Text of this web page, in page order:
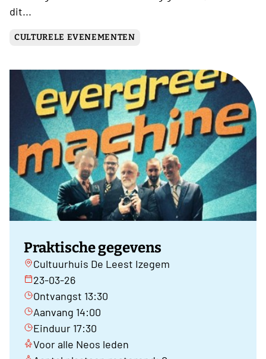
dit...
CULTURELE EVENEMENTEN
Praktische gegevens
Cultuurhuis De Leest Izegem
23-03-26
Ontvangst 13:30
Aanvang 14:00
Einduur 17:30
Voor alle Neos leden